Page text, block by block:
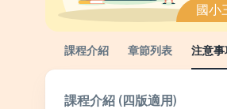
國小
課程介紹 章節列表 注意事
課程介紹(四版適用)